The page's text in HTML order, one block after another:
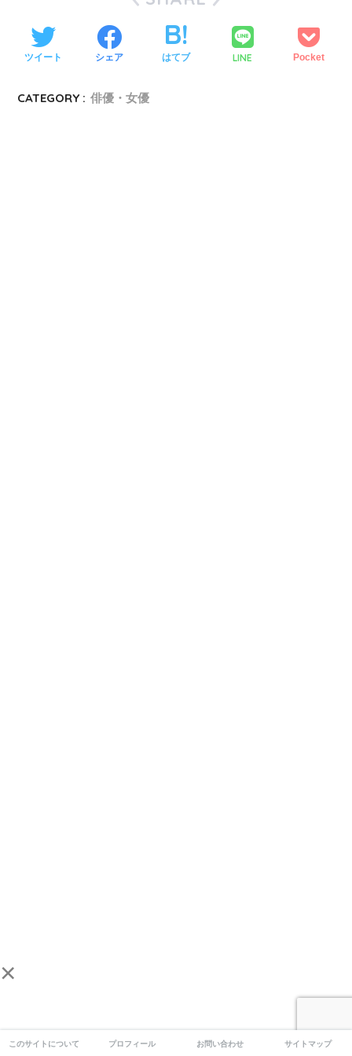
ツイート シェア はてブ LINE Pocket
CATEGORY : 俳優・女優
×
このサイトについて プロフィール お問い合わせ サイトマップ